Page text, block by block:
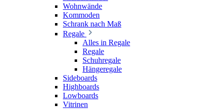
Wohnwände
Kommoden
Schrank nach Maß
Regale
Alles in Regale
Regale
Schuhregale
Hängeregale
Sideboards
Highboards
Lowboards
Vitrinen